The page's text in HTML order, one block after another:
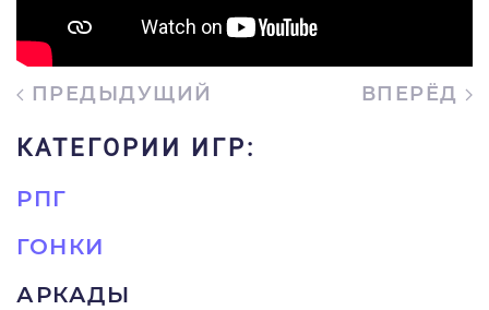
ПРЕДЫДУЩИЙ ВПЕРЁД
КАТЕГОРИИ ИГР:
РПГ
ГОНКИ
АРКАДЫ